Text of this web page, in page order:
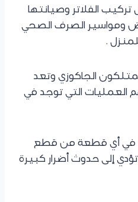
الفلاتر وصيانتها
ومواسير الصرف الصحي
.
الجاكوزي وتعد
العمليات التي توجد في
في أي قطعة من قطع
إلى حدوث أضرار كبيرة